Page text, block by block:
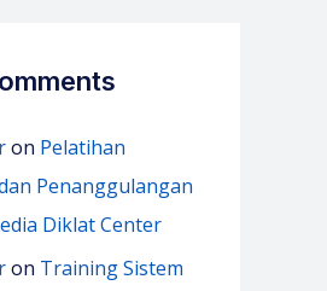
on Pelatihan
Penanggulangan
Diklat Center
on Training Sistem